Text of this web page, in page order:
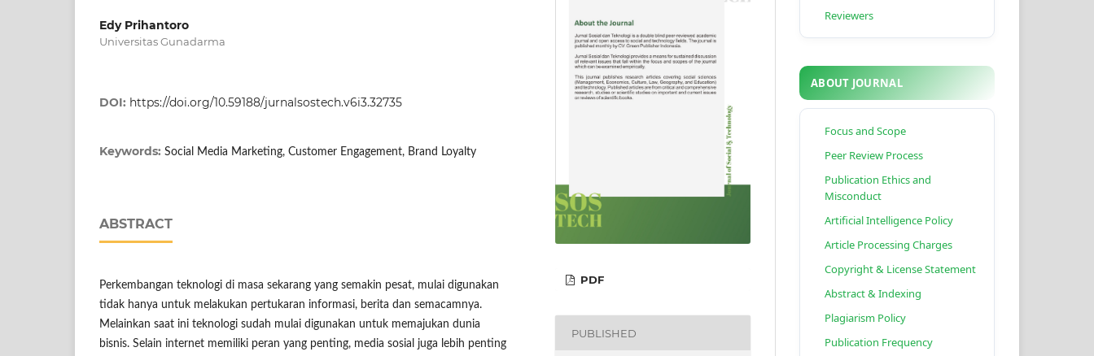
Edy Prihantoro
Universitas Gunadarma
DOI: https://doi.org/10.59188/jurnalsostech.v6i3.32735
Keywords: Social Media Marketing, Customer Engagement, Brand Loyalty
ABSTRACT
Perkembangan teknologi di masa sekarang yang semakin pesat, mulai digunakan
tidak hanya untuk melakukan pertukaran informasi, berita dan semacamnya.
Melainkan saat ini teknologi sudah mulai digunakan untuk memajukan dunia
bisnis. Selain internet memiliki peran yang penting, media sosial juga lebih penting
PDF
PUBLISHED
Reviewers
ABOUT JOURNAL
Focus and Scope
Peer Review Process
Publication Ethics and
Misconduct
Artificial Intelligence Policy
Article Processing Charges
Copyright & License Statement
Abstract & Indexing
Plagiarism Policy
Publication Frequency